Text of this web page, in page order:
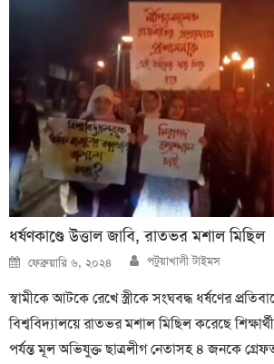
ধর্ষণকাণ্ডে উত্তাল জাবি, রাতভর মশাল মিছিল
Posted
on
ফেব্রুয়ারি ৬, ২০২৪ Author
পটুয়াখালী টাইমস
স্বামীকে আটকে রেখে স্ত্রীকে সংঘবদ্ধ ধর্ষণের
বিশ্ববিদ্যালয়ে রাতভর মশাল মিছিল করেছে
পর্যন্ত মূল অভিযুক্ত ছাত্রলীগ নেতাসহ ৪ জনকে